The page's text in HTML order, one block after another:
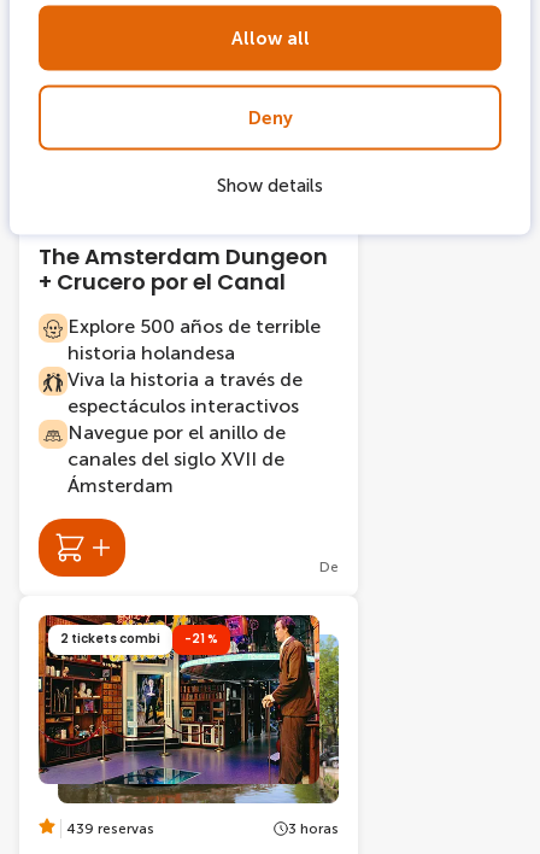
Allow all
Deny
Show details
The Amsterdam Dungeon
+ Crucero por el Canal
Explore 500 años de terrible
historia holandesa
Viva la historia a través de
espectáculos interactivos
Navegue por el anillo de
canales del siglo XVII de
Ámsterdam
De
2 tickets combi -21 %
439 reservas 3 horas